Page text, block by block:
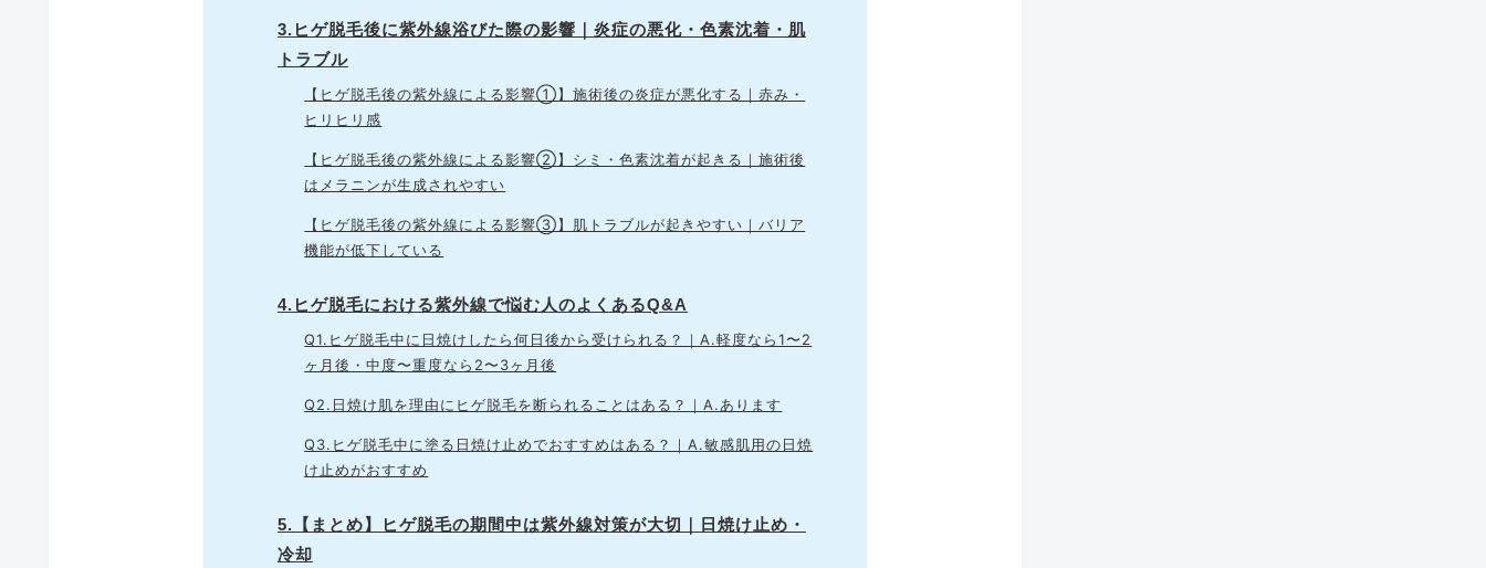
3.ヒゲ脱毛後に紫外線浴びた際の影響｜炎症の悪化・色素沈着・肌
トラブル
【ヒゲ脱毛後の紫外線による影響①】施術後の炎症が悪化する｜赤み・
ヒリヒリ感
【ヒゲ脱毛後の紫外線による影響②】シミ・色素沈着が起きる｜施術後
はメラニンが生成されやすい
【ヒゲ脱毛後の紫外線による影響③】肌トラブルが起きやすい｜バリア
機能が低下している
4.ヒゲ脱毛における紫外線で悩む人のよくあるQ&A
Q1.ヒゲ脱毛中に日焼けしたら何日後から受けられる？｜A.軽度なら1〜2
ヶ月後・中度〜重度なら2〜3ヶ月後
Q2.日焼け肌を理由にヒゲ脱毛を断られることはある？｜A.あります
Q3.ヒゲ脱毛中に塗る日焼け止めでおすすめはある？｜A.敏感肌用の日焼
け止めがおすすめ
5.【まとめ】ヒゲ脱毛の期間中は紫外線対策が大切｜日焼け止め・
冷却